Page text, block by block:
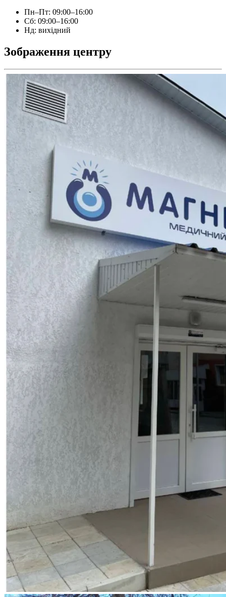
Пн–Пт: 09:00–16:00
Сб: 09:00–16:00
Нд: вихідний
Зображення центру